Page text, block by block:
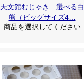
天文館むじゃき 選べる白
熊（ビッグサイズ4…
商品を選択してください